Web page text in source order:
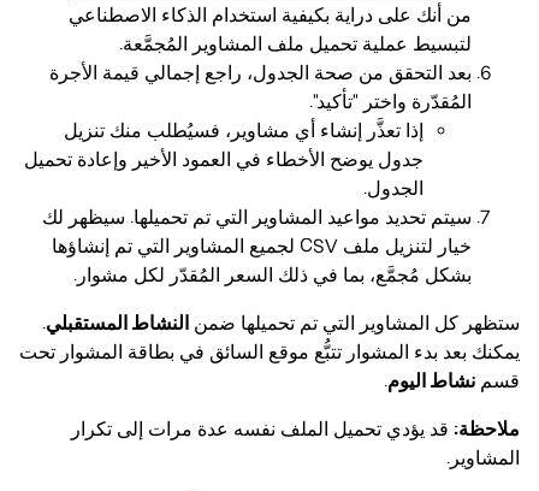
من أنك على دراية بكيفية استخدام الذكاء الاصطناعي
لتبسيط عملية تحميل ملف المشاوير المُجمَّعة.
بعد التحقق من صحة الجدول، راجع إجمالي قيمة الأجرة
المُقدّرة واختر "تأكيد".
إذا تعذَّر إنشاء أي مشاوير، فسيُطلب منك تنزيل
جدول يوضح الأخطاء في العمود الأخير وإعادة تحميل
الجدول.
سيتم تحديد مواعيد المشاوير التي تم تحميلها. سيظهر لك
خيار لتنزيل ملف CSV لجميع المشاوير التي تم إنشاؤها
بشكل مُجمَّع، بما في ذلك السعر المُقدّر لكل مشوار.
ستظهر كل المشاوير التي تم تحميلها ضمن النشاط المستقبلي.
يمكنك بعد بدء المشوار تتبُّع موقع السائق في بطاقة المشوار تحت
قسم نشاط اليوم.
ملاحظة: قد يؤدي تحميل الملف نفسه عدة مرات إلى تكرار
المشاوير.